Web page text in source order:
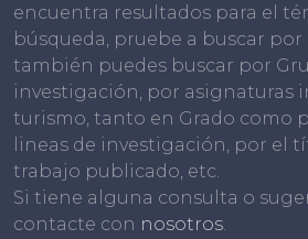
encuentra resultados para el
búsqueda, pruebe a buscar por
también puedes buscar por
investigación, por asignaturas
turismo, tanto en Grado como
lineas de investigación, por el
trabajo publicado, etc.
Si tiene alguna consulta o
contacte con nosotros.